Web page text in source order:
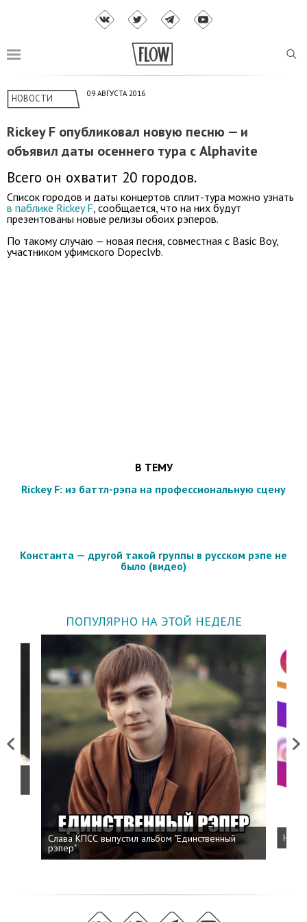
НОВОСТИ 09 АВГУСТА 2016
Rickey F опубликовал новую песню — и
объявил даты осеннего тура с Alphavite
Всего он охватит 20 городов.
Список городов и даты концертов сплит-тура можно узнать
в паблике Rickey F , сообщается, что на них будут
презентованы новые релизы обоих рэперов.
По такому случаю — новая песня, совместная с Basic Boy,
участником уфимского Dopeclvb.
В ТЕМУ
Rickey F: из баттл-рэпа на профессиональную сцену
Константа — другой такой группы в русском рэпе не
было (видео)
ПОПУЛЯРНО НА ЭТОЙ НЕДЕЛЕ
Previous
Слава КПСС выпустил альбом "Единственный
рэпер"
Next